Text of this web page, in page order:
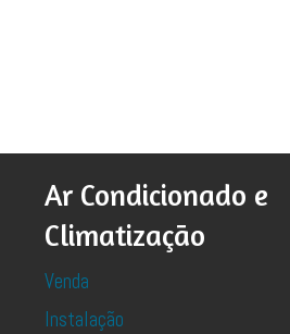
Ar Condicionado e
Climatização
Venda
Instalação